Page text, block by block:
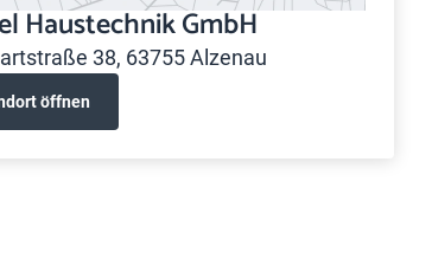
Haustechnik GmbH
38, 63755 Alzenau
öffnen